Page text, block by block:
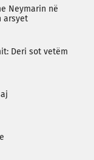
Neymarin në
arsyet
Deri sot vetëm